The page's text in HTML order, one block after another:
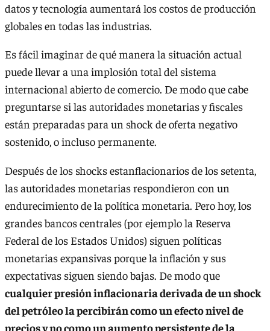
datos y tecnología aumentará los costos de producción
globales en todas las industrias.
Es fácil imaginar de qué manera la situación actual
puede llevar a una implosión total del sistema
internacional abierto de comercio. De modo que cabe
preguntarse si las autoridades monetarias y fiscales
están preparadas para un shock de oferta negativo
sostenido, o incluso permanente.
Después de los shocks estanflacionarios de los setenta,
las autoridades monetarias respondieron con un
endurecimiento de la política monetaria. Pero hoy, los
grandes bancos centrales (por ejemplo la Reserva
Federal de los Estados Unidos) siguen políticas
monetarias expansivas porque la inflación y sus
expectativas siguen siendo bajas. De modo que
cualquier presión inflacionaria derivada de un shock
del petróleo la percibirán como un efecto nivel de
precios y no como un aumento persistente de la